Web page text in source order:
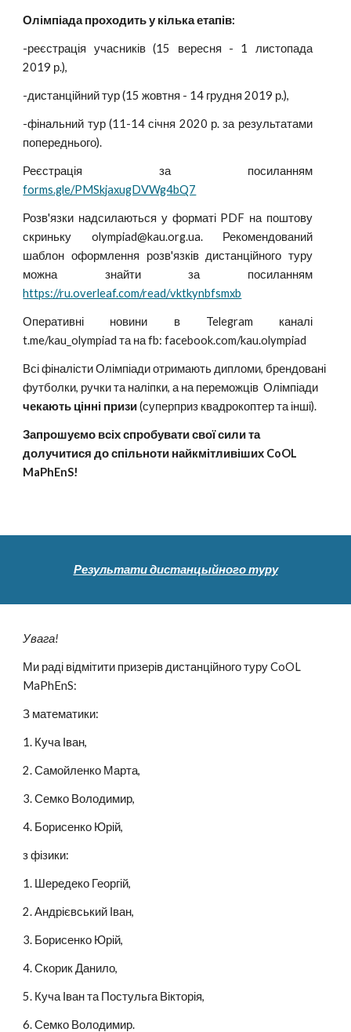
Олімпіада проходить у кілька етапів:
-реєстрація учасників (15 вересня - 1 листопада
2019 р.),
-дистанційний тур (15 жовтня - 14 грудня 2019 р.),
-фінальний тур (11-14 січня 2020 р. за результатами
попереднього).
Реєстрація за посиланням
forms.gle/PMSkjaxugDVWg4bQ7
Розв'язки надсилаються у форматі PDF на поштову
скриньку olympiad@kau.org.ua. Рекомендований
шаблон оформлення розв'язків дистанційного туру
можна знайти за посиланням
https://ru.overleaf.com/read/vktkynbfsmxb
Оперативні новини в Telegram каналі
t.me/kau_olympiad та на fb: facebook.com/kau.olympiad
Всі фіналісти Олімпіади отримають дипломи, брендовані
чекають цінні призи (суперприз квадрокоптер та інші).
Запрошуємо всіх спробувати свої сили та
долучитися до спільноти найкмітливіших CoOL
MaPhEnS!
Результати дистанцыйного туру
Увага!
Ми раді відмітити призерів дистанційного туру CoOL
MaPhEnS:
З математики:
1. Куча Іван,
2. Самойленко Марта,
3. Семко Володимир,
4. Борисенко Юрій,
з фізики:
1. Шередеко Георгій,
2. Андрієвський Іван,
3. Борисенко Юрій,
4. Скорик Данило,
5. Куча Іван та Постульга Вікторія,
6. Семко Володимир.